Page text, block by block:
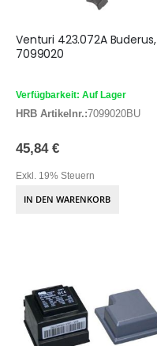
Venturi 423.072A Buderus,
7099020
Verfügbarkeit: Auf Lager
HRB Artikelnr.:7099020BU
45,84 €
Exkl. 19% Steuern
IN DEN WARENKORB